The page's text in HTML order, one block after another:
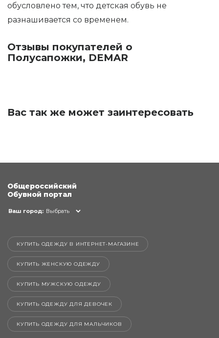
обусловлено тем, что детская обувь не
разнашивается со временем.
Отзывы покупателей о
Полусапожки, DEMAR
Вас так же может заинтересовать
Общероссийский
Обувной портал
Ваш город: Выбрать
КУПИТЬ ОДЕЖДУ В ИНТЕРНЕТ-МАГАЗИНЕ
КУПИТЬ ЖЕНСКУЮ ОДЕЖДУ
КУПИТЬ МУЖСКУЮ ОДЕЖДУ
КУПИТЬ ОДЕЖДУ ДЛЯ ДЕВОЧЕК
КУПИТЬ ОДЕЖДУ ДЛЯ МАЛЬЧИКОВ